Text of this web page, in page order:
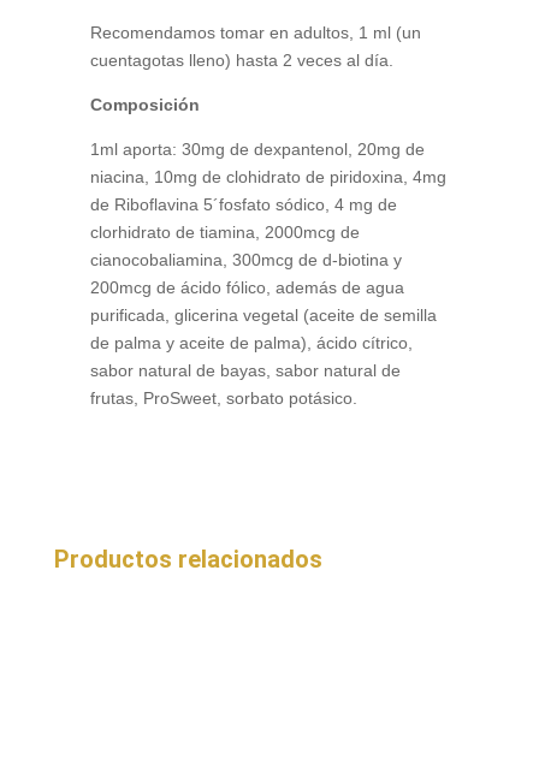
Recomendamos tomar en adultos, 1 ml (un
cuentagotas lleno) hasta 2 veces al día.
Composición
1ml aporta: 30mg de dexpantenol, 20mg de
niacina, 10mg de clohidrato de piridoxina, 4mg
de Riboflavina 5´fosfato sódico, 4 mg de
clorhidrato de tiamina, 2000mcg de
cianocobaliamina, 300mcg de d-biotina y
200mcg de ácido fólico, además de agua
purificada, glicerina vegetal (aceite de semilla
de palma y aceite de palma), ácido cítrico,
sabor natural de bayas, sabor natural de
frutas, ProSweet, sorbato potásico.
Productos relacionados